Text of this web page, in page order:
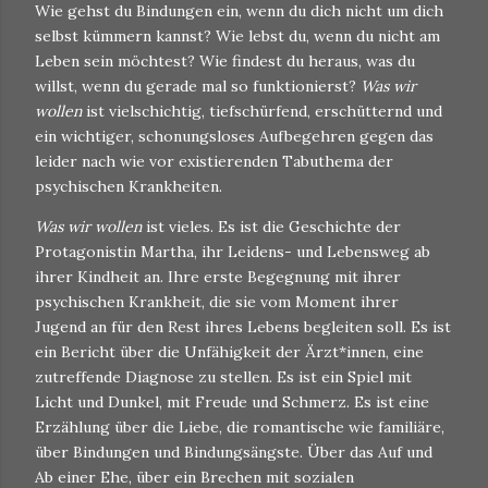
Wie gehst du Bindungen ein, wenn du dich nicht um dich
selbst kümmern kannst? Wie lebst du, wenn du nicht am
Leben sein möchtest? Wie findest du heraus, was du
willst, wenn du gerade mal so funktionierst? Was wir
wollenist vielschichtig, tiefschürfend, erschütternd und
ein wichtiger, schonungsloses Aufbegehren gegen das
leider nach wie vor existierenden Tabuthema der
psychischen Krankheiten.
Was wir wollenist vieles. Es ist die Geschichte der
Protagonistin Martha, ihr Leidens- und Lebensweg ab
ihrer Kindheit an. Ihre erste Begegnung mit ihrer
psychischen Krankheit, die sie vom Moment ihrer
Jugend an für den Rest ihres Lebens begleiten soll. Es ist
ein Bericht über die Unfähigkeit der Ärzt*innen, eine
zutreffende Diagnose zu stellen. Es ist ein Spiel mit
Licht und Dunkel, mit Freude und Schmerz. Es ist eine
Erzählung über die Liebe, die romantische wie familiäre,
über Bindungen und Bindungsängste. Über das Auf und
Ab einer Ehe, über ein Brechen mit sozialen